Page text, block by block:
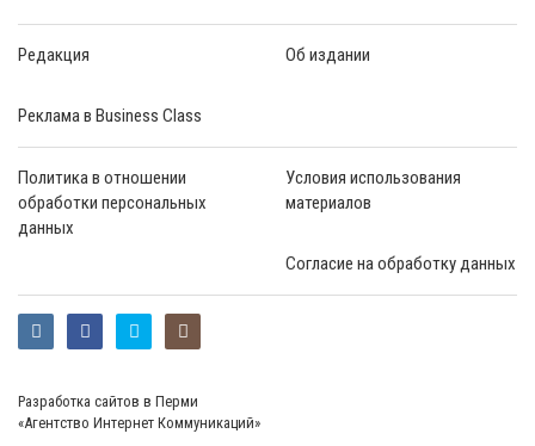
Редакция Об издании
Реклама в Business Class
Политика в отношении
обработки персональных
данных
Условия использования
материалов
Согласие на обработку данных
Разработка сайтов в Перми
«Агентство Интернет Коммуникаций»